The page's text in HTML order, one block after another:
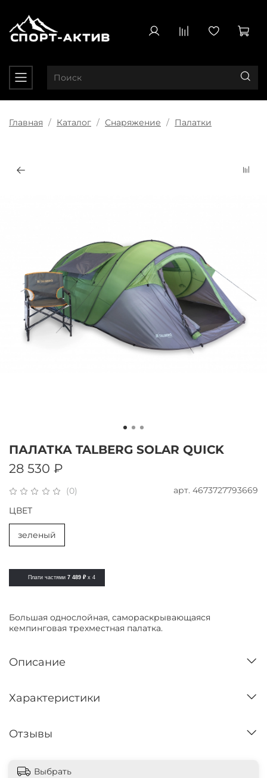
Главная Каталог Снаряжение Палатки
(0) арт. 4673727793669
ПАЛАТКА TALBERG SOLAR QUICK
28 530 ₽
Плати частями 7 489 ₽ x 4
ЦВЕТ
зеленый
Большая однослойная, самораскрывающаяся
кемпинговая трехместная палатка.
Описание
Характеристики
Отзывы
Выбрать